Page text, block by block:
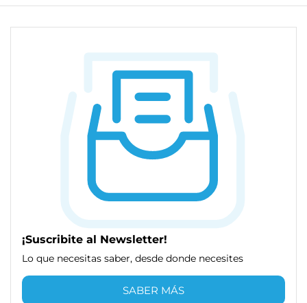
¡Suscribite al Newsletter!
Lo que necesitas saber, desde donde necesites
SABER MÁS